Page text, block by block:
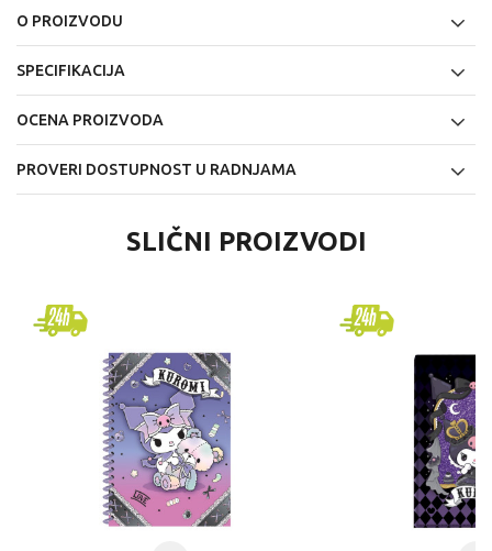
O PROIZVODU
SPECIFIKACIJA
OCENA PROIZVODA
PROVERI DOSTUPNOST U RADNJAMA
SLIČNI PROIZVODI